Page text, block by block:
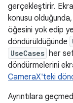
gerçekleştirir.
konusu
öğesini yok edip
döndürüldüğünde
UseCases her
döndürmelerini
CameraX'teki
Ayrıntılara